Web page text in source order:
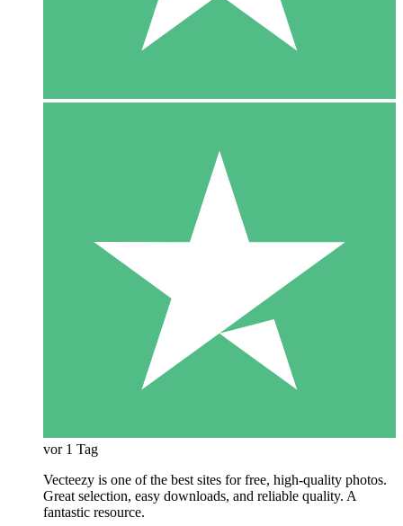
vor 1 Tag
Vecteezy is one of the best sites for free, high‑quality photos.
Great selection, easy downloads, and reliable quality. A
fantastic resource.